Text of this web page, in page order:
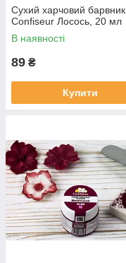
Сухий харчовий барвник
Confiseur Лосось, 20 мл
В наявності
89 ₴
Купити